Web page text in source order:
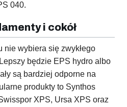
040.
i cokół
nie wybiera się zwykłego
będzie EPS hydro albo
są bardziej odporne na
produkty to Synthos
XPS, Ursa XPS oraz